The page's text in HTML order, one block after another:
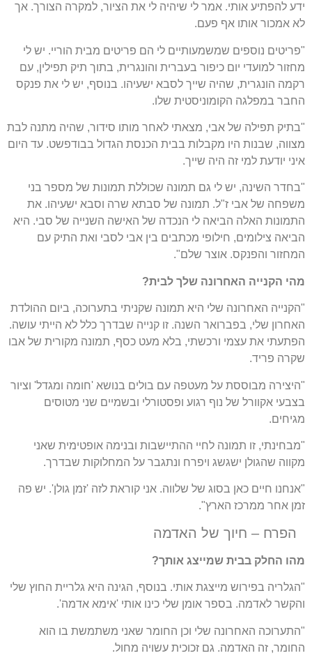
ידע להפתיע אותי. אמר לי שיהיה לי את הציור, למקרה הצורך. אך
לא אמכור אותו אף פעם.
"פריטים נוספים שמשמעותיים לי הם פריטים מבית הוריי. יש לי
מחזור למועדי יום כיפור בעברית והונגרית, בתוך תיק תפילין, עם
רקמה הונגרית, שהיה שייך לסבא ישעיהו. בנוסף, יש לי את פנקס
החבר במפלגה הקומוניסטית שלו.
"בתיק תפילה של אבי, מצאתי לאחר מותו סידור, שהיה מתנה לבת
מצווה, שבנות היו מקבלות בבית הכנסת הגדול בבודפשט. עד היום
איני יודעת למי זה היה שייך.
"בחדר השינה, יש לי גם תמונה שכוללת תמונות של מספר בני
משפחה של אבי ז"ל. תמונה של סבתא שרה וסבא ישעיהו. את
התמונות האלה הביאה לי הנכדה של האישה השנייה של סבי. היא
הביאה צילומים, חילופי מכתבים בין אבי לסבי ואת התיק עם
המחזור והפנקס. אוצר שלם".
מהי הקנייה האחרונה שלך לבית?
"הקנייה האחרונה שלי היא תמונה שקניתי בתערוכה, ביום ההולדת
האחרון שלי, בפברואר השנה. זו קנייה שבדרך כלל לא הייתי עושה.
הפתעתי את עצמי ורכשתי, בלא מעט כסף, תמונה מקורית של אבו
שקרה פריד.
"היצירה מבוססת על מעטפה עם בולים בנושא 'חומה ומגדל' וציור
בצבעי אקוורל של נוף רגוע ופסטורלי ובשמיים שני מטוסים
מגיחים.
"מבחינתי, זו תמונה לחיי ההתיישבות ובנימה אופטימית שאני
מקווה שהגולן ישגשג ויפרח ונתגבר על המחלוקות שבדרך.
"אנחנו חיים כאן בסוג של שלווה. אני קוראת לזה 'זמן גולן'. יש פה
זמן אחר ממרכז הארץ".
הפרח – חיוך של האדמה
מהו החלק בבית שמייצג אותך?
"הגלריה בפירוש מייצגת אותי. בנוסף, הגינה היא גלריית החוץ שלי
והקשר לאדמה. בספר אומן שלי כינו אותי 'אימא אדמה'.
"התערוכה האחרונה שלי וכן החומר שאני משתמשת בו הוא
החומר, זה האדמה. גם זכוכית עשויה מחול.